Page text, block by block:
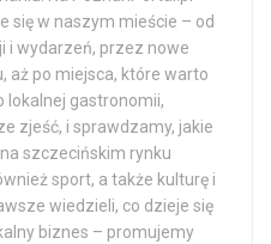
się w naszym mieście – od
i wydarzeń, przez nowe
aż po miejsca, które warto
lokalnej gastronomii,
zjeść, i sprawdzamy, jakie
szczecińskim rynku
sport, a także kulturę i
wiedzieli, co dzieje się
biznes – promujemy